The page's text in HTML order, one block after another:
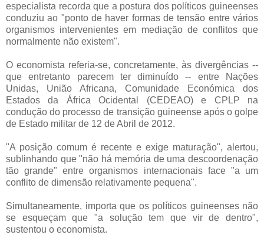
especialista recorda que a postura dos políticos guineenses
conduziu ao "ponto de haver formas de tensão entre vários
organismos intervenientes em mediação de conflitos que
normalmente não existem".
O economista referia-se, concretamente, às divergências --
que entretanto parecem ter diminuído -- entre Nações
Unidas, União Africana, Comunidade Económica dos
Estados da África Ocidental (CEDEAO) e CPLP na
condução do processo de transição guineense após o golpe
de Estado militar de 12 de Abril de 2012.
"A posição comum é recente e exige maturação", alertou,
sublinhando que "não há memória de uma descoordenação
tão grande" entre organismos internacionais face "a um
conflito de dimensão relativamente pequena".
Simultaneamente, importa que os políticos guineenses não
se esqueçam que "a solução tem que vir de dentro",
sustentou o economista.